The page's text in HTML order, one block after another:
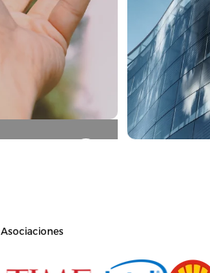
Asociaciones